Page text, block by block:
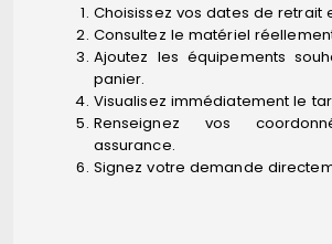
Choisissez vos dates de retrait
Consultez le matériel
Ajoutez les équipements
panier.
Visualisez immédiatement le
Renseignez vos
assurance.
Signez votre demande